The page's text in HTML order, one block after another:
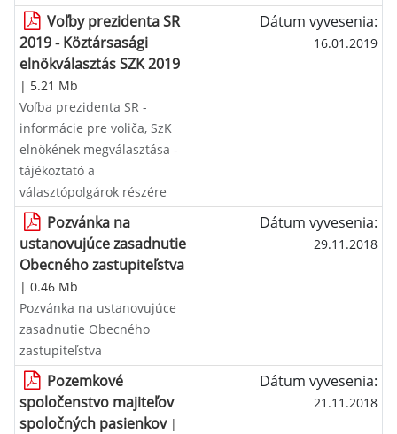
Voľby prezidenta SR
2019 - Köztársasági
elnökválasztás SZK 2019
| 5.21 Mb
Dátum vyvesenia:
16.01.2019
Voľba prezidenta SR -
informácie pre voliča, SzK
elnökének megválasztása -
tájékoztató a
választópolgárok részére
Pozvánka na
ustanovujúce zasadnutie
Obecného zastupiteľstva
| 0.46 Mb
Dátum vyvesenia:
29.11.2018
Pozvánka na ustanovujúce
zasadnutie Obecného
zastupiteľstva
Pozemkové
spoločenstvo majiteľov
spoločných pasienkov|
Dátum vyvesenia:
21.11.2018